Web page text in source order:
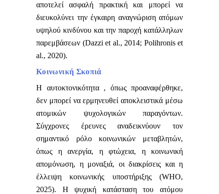
αποτελεί ασφαλή πρακτική και μπορεί να
διευκολύνει την έγκαιρη αναγνώριση ατόμων
υψηλού κινδύνου και την παροχή κατάλληλων
παρεμβάσεων (Dazzi et al., 2014; Polihronis et
al., 2020).
Κοινωνική Σκοπιά
Η αυτοκτονικότητα , όπως προαναφέρθηκε,
δεν μπορεί να ερμηνευθεί αποκλειστικά μέσω
ατομικών ψυχολογικών παραγόντων.
Σύγχρονες έρευνες αναδεικνύουν τον
σημαντικό ρόλο κοινωνικών μεταβλητών,
όπως η ανεργία, η φτώχεια, η κοινωνική
απομόνωση, η μοναξιά, οι διακρίσεις και η
έλλειψη κοινωνικής υποστήριξης (WHO,
2025). Η ψυχική κατάσταση του ατόμου